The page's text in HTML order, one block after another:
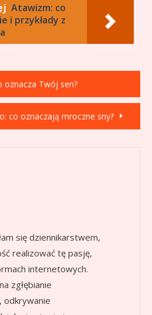
Atawizm: co
i przykłady z
oznacza Twój sen?
co oznaczają mroczne sny?
się dziennikarstwem,
realizować tę pasję,
internetowych.
zgłębianie
odkrywanie